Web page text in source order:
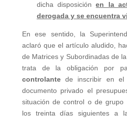
dicha disposiciónen la
derogada y se encuentra
En ese sentido, la
aclaró que el artículo aludido,
de Matrices y Subordinadas de
trata de la obligación por
controlantede inscribir en el
documento privado el
situación de control o de grupo
los treinta días siguientes a